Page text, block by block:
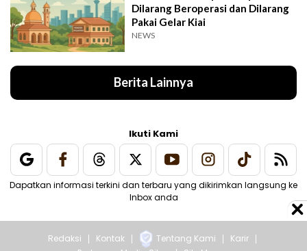
Dilarang Beroperasi dan Dilarang
Pakai Gelar Kiai
NEWS
Berita Lainnya
Ikuti Kami
Dapatkan informasi terkini dan terbaru yang dikirimkan langsung ke
Inbox anda
Redaksi Kontak Tentang Kami
Karir